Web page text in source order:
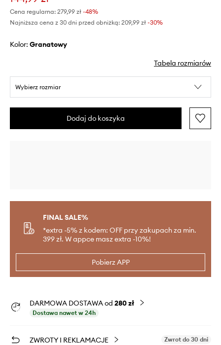
Cena regularna: 279,99 zł -48%
Najniższa cena z 30 dni przed obniżką: 209,99 zł -30%
Kolor: granatowy
Tabela rozmiarów
Wybierz rozmiar
Dodaj do koszyka
FINAL SALE%
*extra -5% z kodem: OFF przy zakupach za min.
399 zł. W appce masz extra -10%!
Pobierz APP
DARMOWA DOSTAWA od 280 zł
Dostawa nawet w 24h
ZWROTY I REKLAMACJE Zwrot do 30 dni